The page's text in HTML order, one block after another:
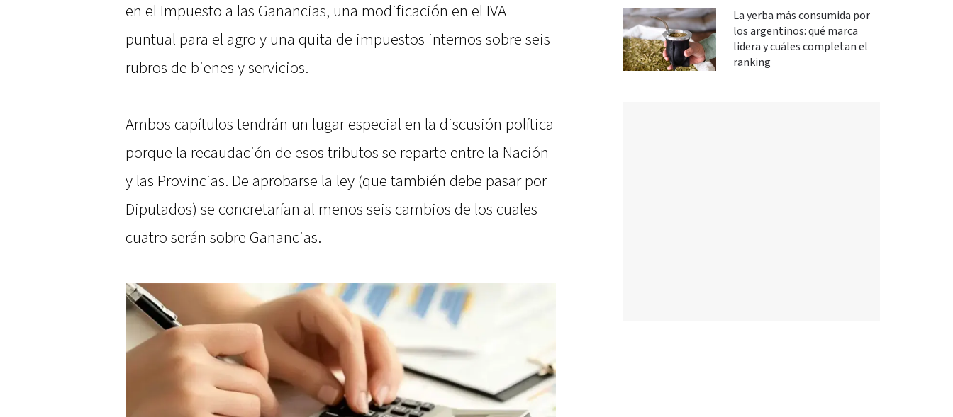
en el Impuesto a las Ganancias, una modificación en el IVA
puntual para el agro y una quita de impuestos internos sobre seis
rubros de bienes y servicios.
Ambos capítulos tendrán un lugar especial en la discusión política
porque la recaudación de esos tributos se reparte entre la Nación
y las Provincias. De aprobarse la ley (que también debe pasar por
Diputados) se concretarían al menos seis cambios de los cuales
cuatro serán sobre Ganancias.
La yerba más consumida por
los argentinos: qué marca
lidera y cuáles completan el
ranking